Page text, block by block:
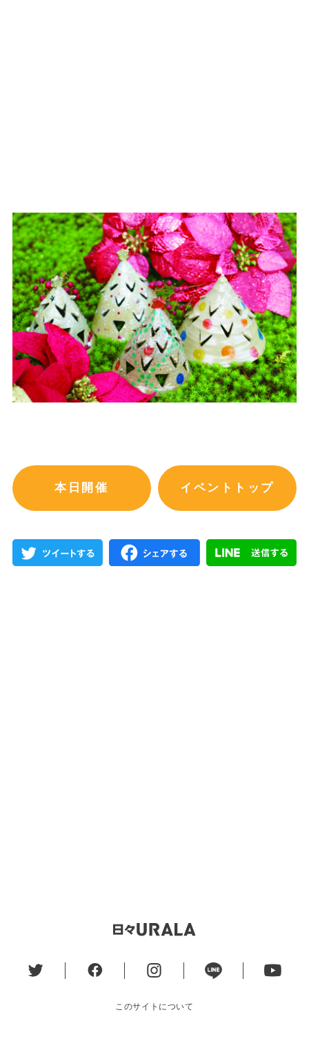
本日開催 イベントトップ
このサイトについて